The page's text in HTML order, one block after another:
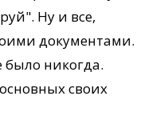
Ну и все,
документами.
было никогда.
своих